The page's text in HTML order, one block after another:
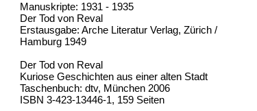
Manuskripte: 1931 - 1935
Der Tod von Reval
Erstausgabe: Arche Literatur Verlag, Zürich /
Hamburg 1949
Der Tod von Reval
Kuriose Geschichten aus einer alten Stadt
Taschenbuch: dtv, München 2006
ISBN 3-423-13446-1, 159 Seiten